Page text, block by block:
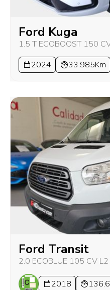
Ford Kuga
1.5 T ECOBOOST 150
2024 33.985Km
Ford Transit
2.0 ECOBLUE 105 CV
2018